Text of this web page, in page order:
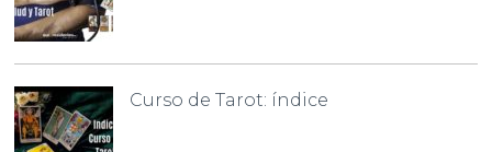
Curso de Tarot: índice